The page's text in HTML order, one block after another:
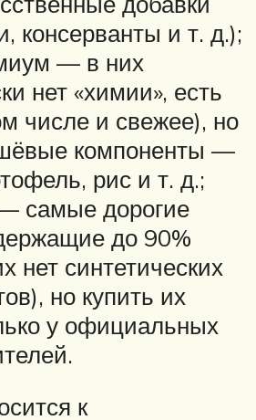
консерванты и т. д.);
— в них
нет «химии», есть
числе и свежее), но
компоненты —
рис и т. д.;
самые дорогие
до 90%
нет синтетических
но купить их
у официальных
к